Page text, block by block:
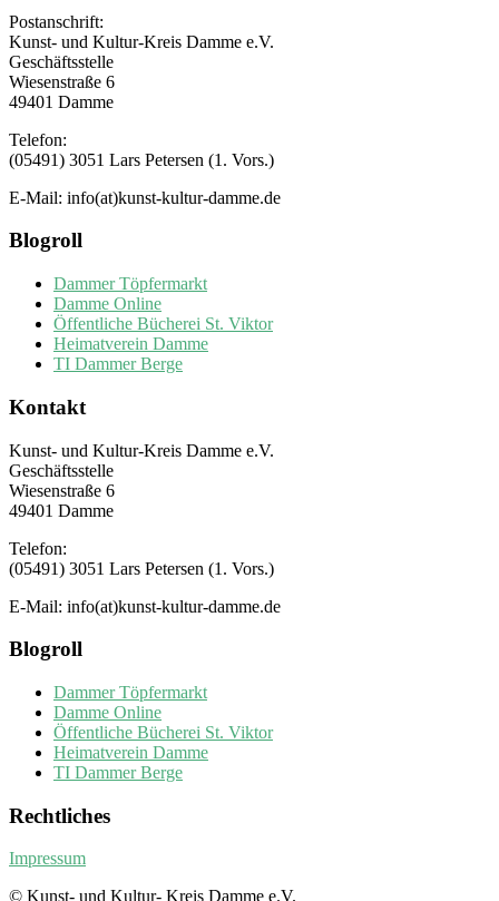
Postanschrift:
Kunst- und Kultur-Kreis Damme e.V.
Geschäftsstelle
Wiesenstraße 6
49401 Damme
Telefon:
(05491) 3051 Lars Petersen (1. Vors.)
E-Mail: info(at)kunst-kultur-damme.de
Blogroll
Dammer Töpfermarkt
Damme Online
Öffentliche Bücherei St. Viktor
Heimatverein Damme
TI Dammer Berge
Kontakt
Kunst- und Kultur-Kreis Damme e.V.
Geschäftsstelle
Wiesenstraße 6
49401 Damme
Telefon:
(05491) 3051 Lars Petersen (1. Vors.)
E-Mail: info(at)kunst-kultur-damme.de
Blogroll
Dammer Töpfermarkt
Damme Online
Öffentliche Bücherei St. Viktor
Heimatverein Damme
TI Dammer Berge
Rechtliches
Impressum
© Kunst- und Kultur- Kreis Damme e.V.